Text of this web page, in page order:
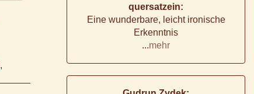
,
quersatzein:
Eine wunderbare, leicht ironische
Erkenntnis
...mehr